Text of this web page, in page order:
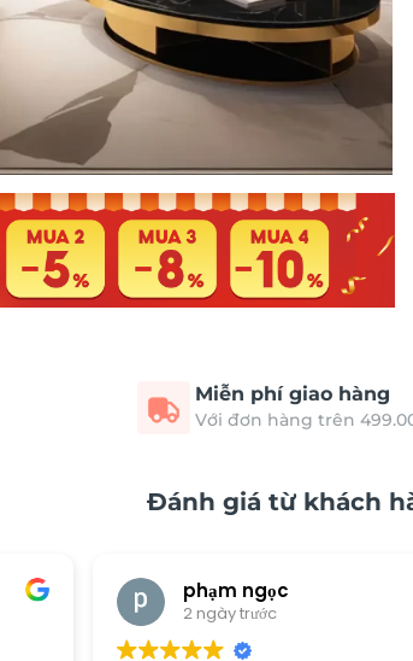
Miễn phí giao hàng
Với đơn hàng trên
Đánh giá từ khách
phạm ngọc
2 ngày trước